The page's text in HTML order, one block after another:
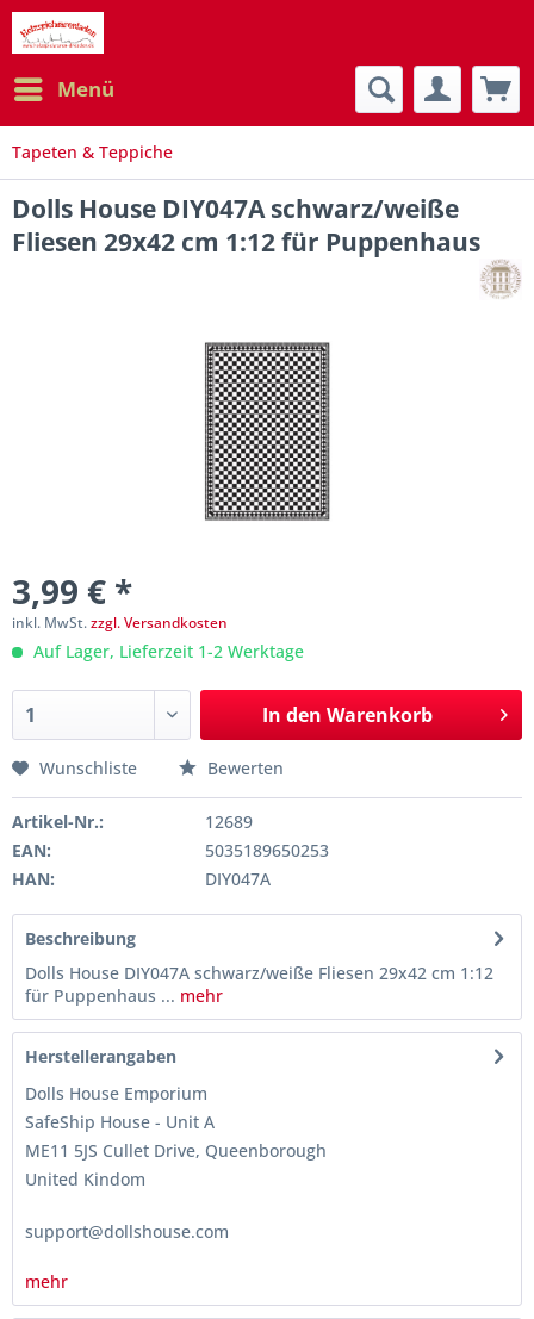
Menü
Tapeten & Teppiche
Dolls House DIY047A schwarz/weiße
Fliesen 29x42 cm 1:12 für Puppenhaus
3,99 € *
inkl. MwSt.zzgl. Versandkosten
Auf Lager, Lieferzeit 1-2 Werktage
In den Warenkorb
Wunschliste Bewerten
Artikel-Nr.:
12689
EAN:
5035189650253
HAN:
DIY047A
Beschreibung
Dolls House DIY047A schwarz/weiße Fliesen 29x42 cm 1:12
für Puppenhaus ... mehr
Herstellerangaben
Dolls House Emporium
SafeShip House - Unit A
ME11 5JS Cullet Drive, Queenborough
United Kindom
support@dollshouse.com
mehr